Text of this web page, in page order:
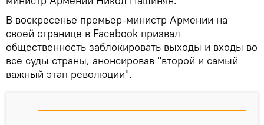
В воскресенье премьер-министр Армении на
своей странице в Facebook призвал
общественность заблокировать выходы и входы во
все суды страны, анонсировав "второй и самый
важный этап революции".